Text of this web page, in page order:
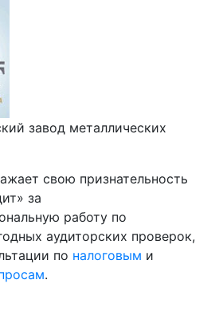
завод металлических
свою признательность
за
работу по
аудиторских проверок,
по налоговым и
.